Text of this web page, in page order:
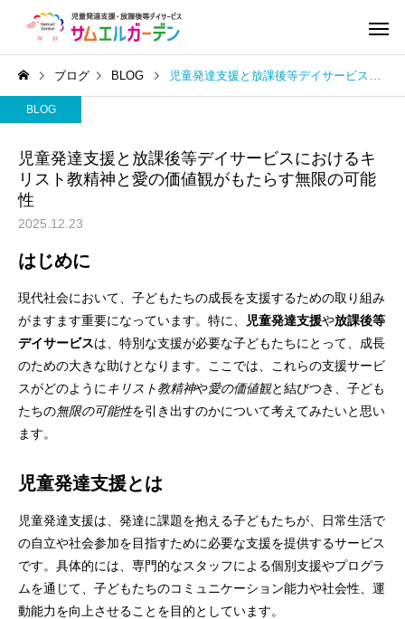
ブログ BLOG 児童発達支援と放課後等デイサービスにおけるキリスト教精神と愛の価値観がもたらす無限の可能性
BLOG
児童発達支援と放課後等デイサービスにおけるキ
リスト教精神と愛の価値観がもたらす無限の可能
性
2025.12.23
はじめに
現代社会において、子どもたちの成長を支援するための取り組み
がますます重要になっています。特に、
児童発達支援や放課後等
デイサービスは、特別な支援が必要な子どもたちにとって、成長
のための大きな助けとなります。ここでは、これらの支援サービ
スがどのように キリスト教精神や愛の価値観と結びつき、子ども
たちの無限の可能性を引き出すのかについて考えてみたいと思い
ます。
児童発達支援とは
児童発達支援は、発達に課題を抱える子どもたちが、日常生活で
の自立や社会参加を目指すために必要な支援を提供するサービス
です。具体的には、専門的なスタッフによる個別支援やプログラ
ムを通じて、子どもたちのコミュニケーション能力や社会性、運
動能力を向上させることを目的としています。